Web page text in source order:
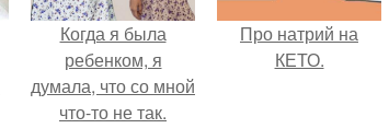
Когда я была
ребенком, я
думала, что со мной
что-то не так.
Про натрий на
КЕТО.